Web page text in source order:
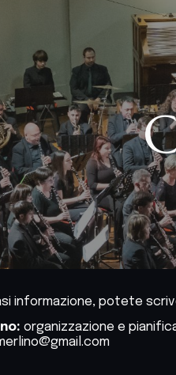
informazione, potete
organizzazione e